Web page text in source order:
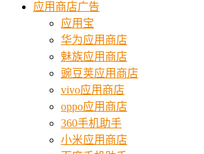
应用商店广告
应用宝
华为应用商店
魅族应用商店
豌豆荚应用商店
vivo应用商店
oppo应用商店
360手机助手
小米应用商店